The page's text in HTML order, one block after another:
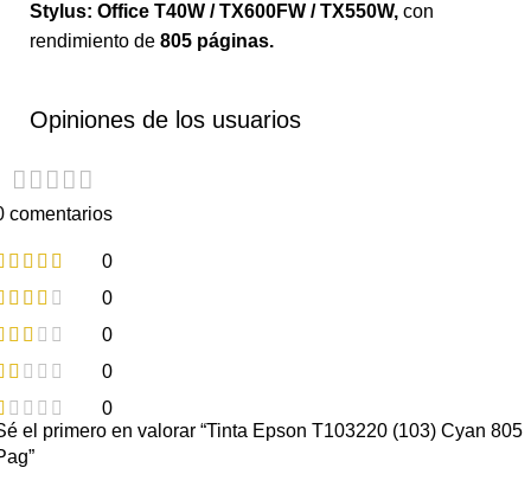
Stylus: Office T40W / TX600FW / TX550W, con
rendimiento de 805 páginas.
Opiniones de los usuarios
comentarios
0
0
0
0
0
el primero en valorar “Tinta Epson T103220 (103) Cyan 805